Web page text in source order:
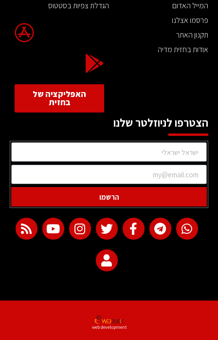
המייל האדום
פרסמו אצלנו
תקנון האתר
אודות בחזית מדיה
הגדלת צפיות בסטטוס
האפליקציה של
בחזית
הצטרפו לניוזלטר שלנו
הרשמו
web development